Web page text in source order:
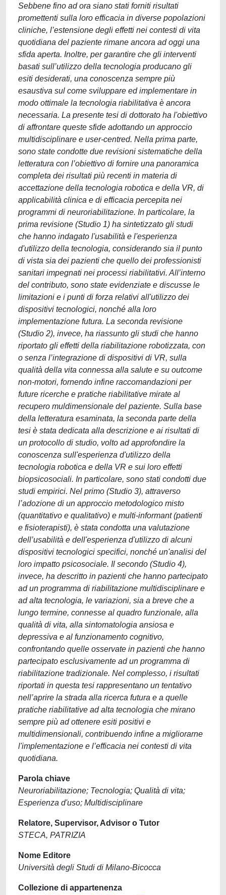
Sebbene fino ad ora siano stati forniti risultati
promettenti sulla loro efficacia in diverse popolazioni
cliniche, l’estensione degli effetti nei contesti di vita
quotidiana del paziente rimane ancora ad oggi una
sfida aperta. Inoltre, per garantire che gli interventi
basati sull’utilizzo della tecnologia producano gli
esiti desiderati, una conoscenza sempre più
esaustiva sul come sviluppare ed implementare in
modo ottimale la tecnologia riabilitativa è ancora
necessaria. La presente tesi di dottorato ha l'obiettivo
di affrontare queste sfide adottando un approccio
multidisciplinare e user-centred. Nella prima parte,
sono state condotte due revisioni sistematiche della
letteratura con l’obiettivo di fornire una panoramica
completa dei risultati più recenti in materia di
accettazione della tecnologia robotica e della VR, di
applicabilità clinica e di efficacia percepita nei
programmi di neuroriabilitazione. In particolare, la
prima revisione (Studio 1) ha sintetizzato gli studi
che hanno indagato l'usabilità e l'esperienza
d'utilizzo della tecnologia, considerando sia il punto
di vista sia dei pazienti che quello dei professionisti
sanitari impegnati nei processi riabilitativi. All’interno
del contributo, sono state evidenziate e discusse le
limitazioni e i punti di forza relativi all'utilizzo dei
dispositivi tecnologici, nonché alla loro
implementazione futura. La seconda revisione
(Studio 2), invece, ha riassunto gli studi che hanno
riportato gli effetti della riabilitazione robotizzata, con
o senza l’integrazione di dispositivi di VR, sulla
qualità della vita connessa alla salute e su outcome
non-motori, fornendo infine raccomandazioni per
future ricerche e pratiche riabilitative mirate al
recupero muldimensionale del paziente. Sulla base
della letteratura esaminata, la seconda parte della
tesi è stata dedicata alla descrizione e ai risultati di
un protocollo di studio, volto ad approfondire la
conoscenza sull'esperienza d'utilizzo della
tecnologia robotica e della VR e sui loro effetti
biopsicosociali. In particolare, sono stati condotti due
studi empirici. Nel primo (Studio 3), attraverso
l’adozione di un approccio metodologico misto
(quantitativo e qualitativo) e multi-informant (patienti
e fisioterapisti), è stata condotta una valutazione
dell’usabilità e dell'esperienza d'utilizzo di alcuni
dispositivi tecnologici specifici, nonché un'analisi del
loro impatto psicosociale. Il secondo (Studio 4),
invece, ha descritto in pazienti che hanno partecipato
ad un programma di riabilitazione multidisciplinare e
ad alta tecnologia, le variazioni, sia a breve che a
lungo termine, connesse al quadro funzionale, alla
qualità di vita, alla sintomatologia ansiosa e
depressiva e al funzionamento cognitivo,
confrontando quelle osservate in pazienti che hanno
partecipato esclusivamente ad un programma di
riabilitazione tradizionale. Nel complesso, i risultati
riportati in questa tesi rappresentano un tentativo
nell’aprire la strada alla ricerca futura e a quelle
pratiche riabilitative ad alta tecnologia che mirano
sempre più ad ottenere esiti positivi e
multidimensionali, contribuendo infine a migliorarne
l'implementazione e l’efficacia nei contesti di vita
quotidiana.
Parola chiave
Neuroriabilitazione; Tecnologia; Qualità di vita;
Esperienza d'uso; Multidisciplinare
Relatore, Supervisor, Advisor o Tutor
STECA, PATRIZIA
Nome Editore
Università degli Studi di Milano-Bicocca
Collezione di appartenenza